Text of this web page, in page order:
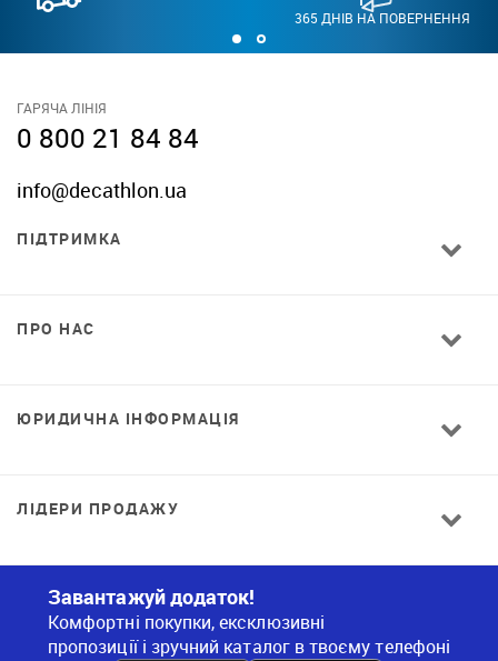
365 ДНІВ НА ПОВЕРНЕННЯ
ГАРЯЧА ЛІНІЯ
0 800 21 84 84
info@decathlon.ua
ПІДТРИМКА
ПРО НАС
ЮРИДИЧНА ІНФОРМАЦІЯ
ЛІДЕРИ ПРОДАЖУ
Завантажуй додаток!
Комфортні покупки, ексклюзивні
пропозиції і зручний каталог в твоєму телефоні